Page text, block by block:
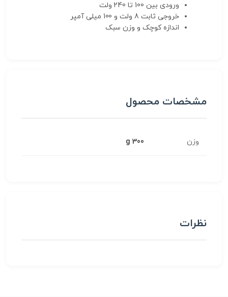
ورودی بین 100 تا 240 ولت
خروجی ثابت 8 ولت و 100 میلی آمپر
اندازه کوچک و وزن سبک
مشخصات محصول
وزن 300 g
نظرات